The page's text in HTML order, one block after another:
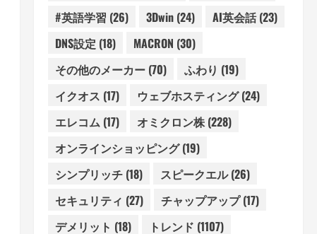
#英語学習 (26) 3Dwin(24) AI英会話(23)
DNS設定 (18) MACRON (30)
その他のメーカー(70) ふわり (19)
イクオス (17) ウェブホスティング(24)
エレコム(17) オミクロン株(228)
オンラインショッピング(19)
シンプリッチ(18) スピークエル(26)
セキュリティ (27) チャップアップ(17)
デメリット (18) トレンド (1107)